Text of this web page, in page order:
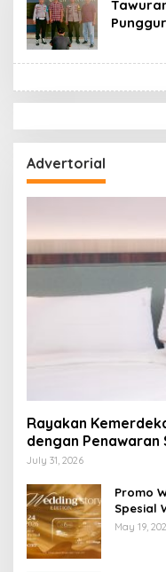
Advertorial
Rayakan
dengan
Holiday Inn
July 31, 2026
Promo
Spesial
Swiss-
May 19,